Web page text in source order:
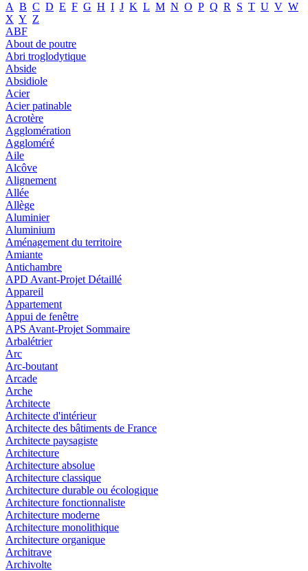
A B C D E F G H I J K L M N O P Q R S T U V W
X Y Z
ABF
About de poutre
Abri troglodytique
Abside
Absidiole
Acier
Acier patinable
Acrotère
Agglomération
Aggloméré
Aile
Alcôve
Alignement
Allée
Allège
Aluminier
Aluminium
Aménagement du territoire
Amiante
Antichambre
APD Avant-Projet Détaillé
Appareil
Appartement
Appui de fenêtre
APS Avant-Projet Sommaire
Arbalétrier
Arc
Arc-boutant
Arcade
Arche
Architecte
Architecte d'intérieur
Architecte des bâtiments de France
Architecte paysagiste
Architecture
Architecture absolue
Architecture classique
Architecture durable ou écologique
Architecture fonctionnaliste
Architecture moderne
Architecture monolithique
Architecture organique
Architrave
Archivolte